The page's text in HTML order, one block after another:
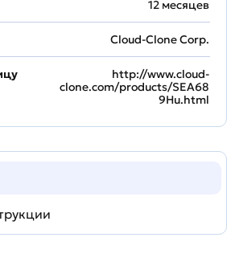
12 месяцев
Cloud-Clone Corp.
http://www.cloud-
clone.com/products/SEA68
9Hu.html